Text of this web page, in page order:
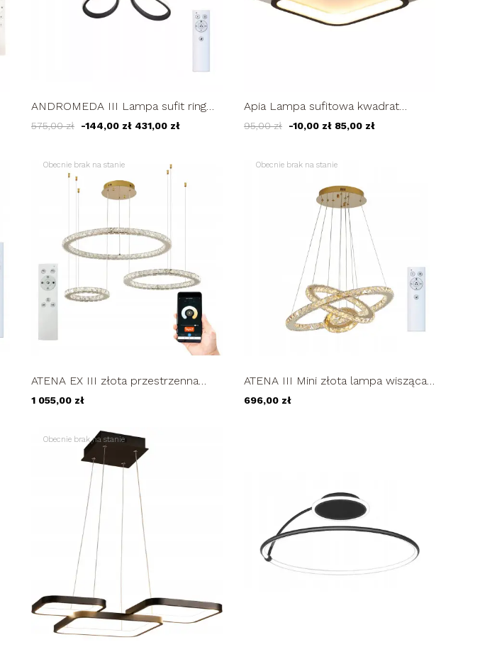
ANDROMEDA III Lampa sufit ring
PLAFON okrąg żyrandol 92cm LED
z...
575,00 zł -144,00 zł 431,00 zł
Apia Lampa sufitowa kwadrat
PLAFON 24cm LED 22W
95,00 zł -10,00 zł 85,00 zł
Obecnie brak na stanie
ATENA EX III złota przestrzenna
lampa 3D żyrandol kryształowy
pilot...
1 055,00 zł
Obecnie brak na stanie
ATENA III Mini złota lampa wisząca
LED nad stół kryształ 20/40/60cm...
696,00 zł
Obecnie brak na stanie